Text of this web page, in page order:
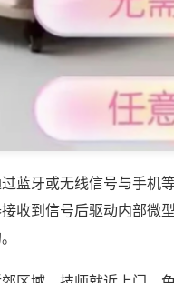
蓝牙或无线信号与手机
收到信号后驱动内部微